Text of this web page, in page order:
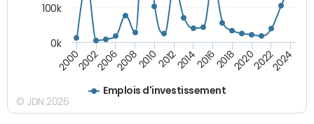
Emplois d'investissement
200020022006200820102012201420162018202020222024
0k
100k
© JDN 2026